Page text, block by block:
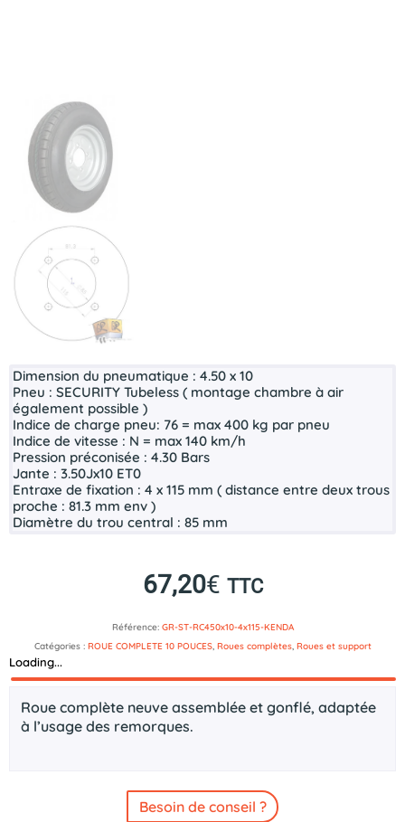
Dimension du pneumatique : 4.50 x 10
Pneu : SECURITY Tubeless ( montage chambre à air
également possible )
Indice de charge pneu: 76 = max 400 kg par pneu
Indice de vitesse : N = max 140 km/h
Pression préconisée : 4.30 Bars
Jante : 3.50Jx10 ET0
Entraxe de fixation : 4 x 115 mm ( distance entre deux trous
proche : 81.3 mm env )
Diamètre du trou central : 85 mm
67,20€ TTC
Référence: GR-ST-RC450x10-4x115-KENDA
Catégories : ROUE COMPLETE 10 POUCES, Roues complètes, Roues et support
Loading...
Description
Roue complète neuve assemblée et gonflé, adaptée
à l’usage des remorques.
Besoin de conseil ?